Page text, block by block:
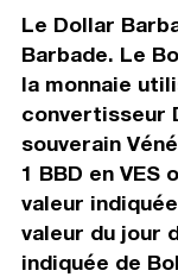
Le Dollar
Barbade. Le
la monnaie
convertisseur
souverain
1 BBD en
valeur
valeur du jour
indiquée de